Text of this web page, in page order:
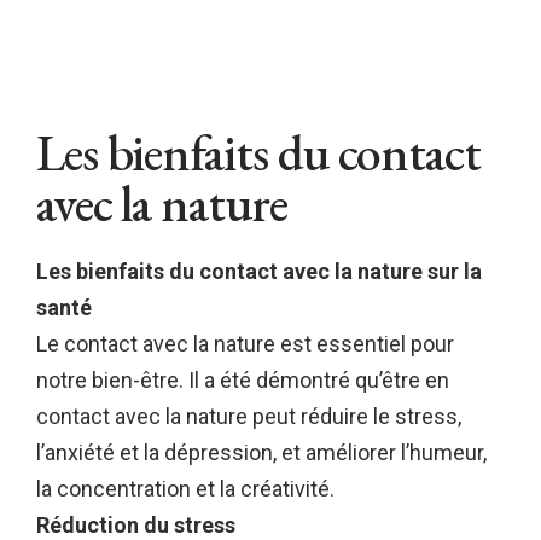
Les bienfaits du contact
avec la nature
Les bienfaits du contact avec la nature sur la
santé
Le contact avec la nature est essentiel pour
notre bien-être. Il a été démontré qu’être en
contact avec la nature peut réduire le stress,
l’anxiété et la dépression, et améliorer l’humeur,
la concentration et la créativité.
Réduction du stress